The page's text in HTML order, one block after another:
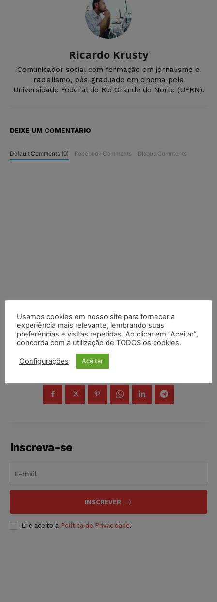
Ricardo Krusty
Comunicador social com formação em jornalismo e
radialismo, pós-graduado em cinema pela
Universidade Federal do Rio Grande do Norte (UFRN).
DEIXE UM COMENTÁRIO
Default Comments (0) Facebook Comments Disqus Comments
COMPARTILHE
Inscreva-se
INSCREVER
Li e aceito a Política de Privacidade.
Usamos cookies em nosso site para fornecer a
experiência mais relevante, lembrando suas
preferências e visitas repetidas. Ao clicar em “Aceitar”,
concorda com a utilização de TODOS os cookies.
Configurações Aceitar